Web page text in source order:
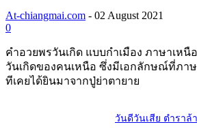
At-chiangmai.com - 02 August 2021
0
คำอวยพรวันเกิด แบบกำเมือง ภาษาเห
วันเกิดของคนเหนือ ซึ่งมีเอกลักษณ์ที่ภาษ
ทีเคยได้ยินมาจากปู่ย่าตายาย
วันดีวันเสีย ตำรา